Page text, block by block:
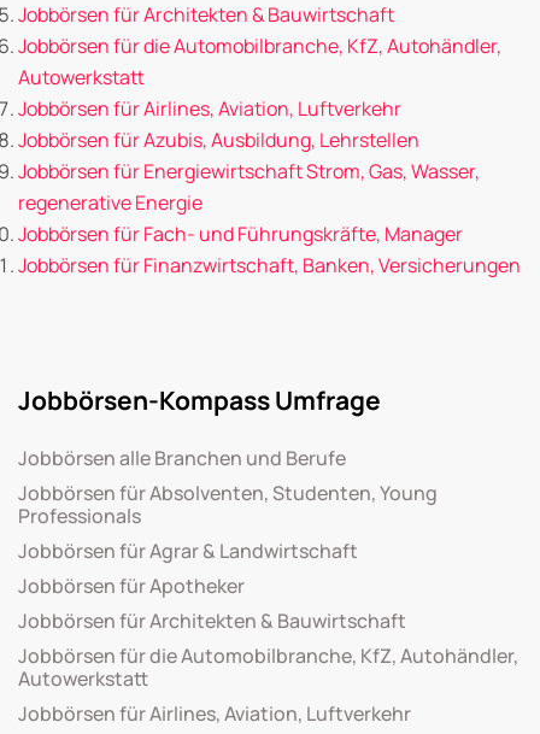
Jobbörsen für Architekten & Bauwirtschaft
Jobbörsen für die Automobilbranche, KfZ, Autohändler,
Autowerkstatt
Jobbörsen für Airlines, Aviation, Luftverkehr
Jobbörsen für Azubis, Ausbildung, Lehrstellen
Jobbörsen für Energiewirtschaft Strom, Gas, Wasser,
regenerative Energie
Jobbörsen für Fach- und Führungskräfte, Manager
Jobbörsen für Finanzwirtschaft, Banken, Versicherungen
Jobbörsen-Kompass Umfrage
Jobbörsen alle Branchen und Berufe
Jobbörsen für Absolventen, Studenten, Young
Professionals
Jobbörsen für Agrar & Landwirtschaft
Jobbörsen für Apotheker
Jobbörsen für Architekten & Bauwirtschaft
Jobbörsen für die Automobilbranche, KfZ, Autohändler,
Autowerkstatt
Jobbörsen für Airlines, Aviation, Luftverkehr